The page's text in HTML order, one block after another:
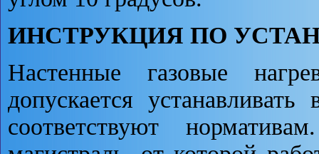
ИНСТРУКЦИЯ ПО
Настенные газовые
допускается
соответствуют